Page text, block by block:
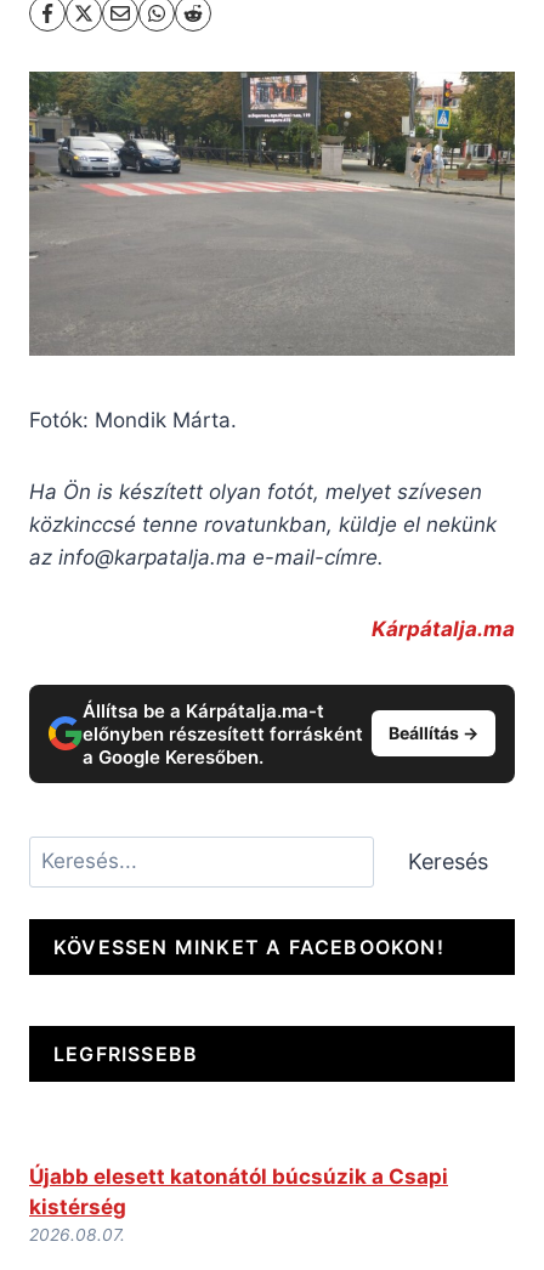
Fotók: Mondik Márta.
Ha Ön is készített olyan fotót, melyet szívesen
közkinccsé tenne rovatunkban, küldje el nekünk
az info@karpatalja.ma e-mail-címre.
Kárpátalja.ma
Állítsa be a Kárpátalja.ma-t
előnyben részesített forrásként
a Google Keresőben.
Beállítás →
Keresés Keresés
KÖVESSEN MINKET A FACEBOOKON!
LEGFRISSEBB
Újabb elesett katonától búcsúzik a Csapi
kistérség
2026.08.07.